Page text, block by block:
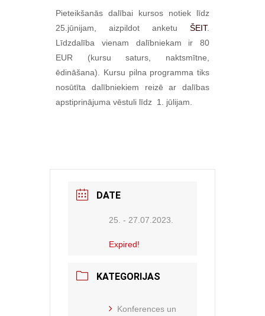
Pieteikšanās dalībai kursos notiek līdz
25.jūnijam, aizpildot anketu ŠEIT.
Līdzdalība vienam dalībniekam ir 80
EUR (kursu saturs, naktsmītne,
ēdināšana). Kursu pilna programma tiks
nosūtīta dalībniekiem reizē ar dalības
apstiprinājuma vēstuli līdz 1. jūlijam.
DATE
25. - 27.07.2023.
Expired!
KATEGORIJAS
Konferences un